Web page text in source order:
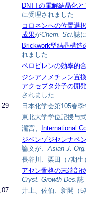
DNTTの電解結晶化
に受理されました
コロネンへの位置選
成果がChem. Sci.誌
Brickwork型結晶構造
れました
ペロピレンの効率的
ジシアノメチレン置
アクセプタ分子の開
されました
29
日本化学会第105春
東北大学学位記授与
瀧宮、
International
ジベンゾジセレナペ
論文が、Asian J.
長谷川、栗田（7期
アセン骨格の末端部
Cryst. Growth Des.誌
井上、佐伯、新開（